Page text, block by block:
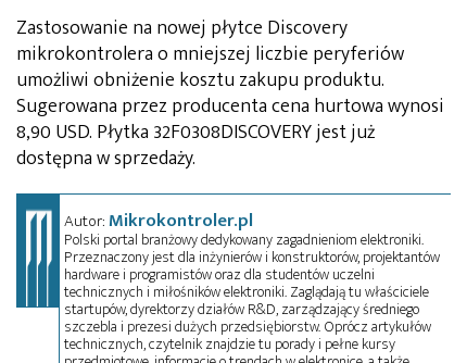
Zastosowanie na nowej płytce Discovery
mikrokontrolera o mniejszej liczbie peryferiów
umożliwi obniżenie kosztu zakupu produktu.
Sugerowana przez producenta cena hurtowa wynosi
8,90 USD. Płytka 32F0308DISCOVERY jest już
dostępna w sprzedaży.
Autor:Mikrokontroler.pl
Polski portal branżowy dedykowany zagadnieniom elektroniki.
Przeznaczony jest dla inżynierów i konstruktorów, projektantów
hardware i programistów oraz dla studentów uczelni
technicznych i miłośników elektroniki. Zaglądają tu właściciele
startupów, dyrektorzy działów R&D, zarządzający średniego
szczebla i prezesi dużych przedsiębiorstw. Oprócz artykułów
technicznych, czytelnik znajdzie tu porady i pełne kursy